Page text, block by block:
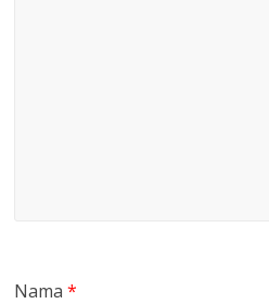
Nama*